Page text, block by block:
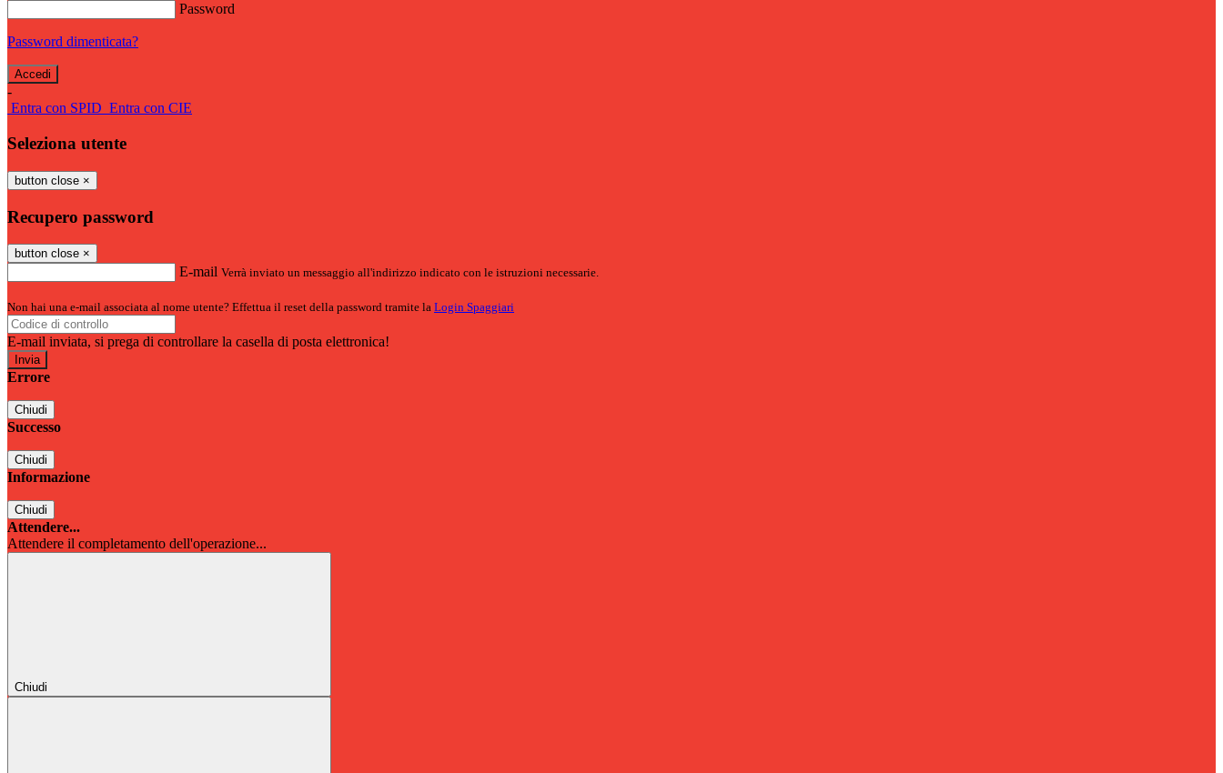
Password
Password dimenticata?
-
Entra con SPID Entra con CIE
Seleziona utente
button close ×
Recupero password
button close ×
E-mail Verrà inviato un messaggio all'indirizzo indicato con le istruzioni necessarie.
Non hai una e-mail associata al nome utente? Effettua il reset della password tramite la Login Spaggiari
E-mail inviata, si prega di controllare la casella di posta elettronica!
Errore
Chiudi
Successo
Chiudi
Informazione
Chiudi
Attendere...
Attendere il completamento dell'operazione...
Chiudi